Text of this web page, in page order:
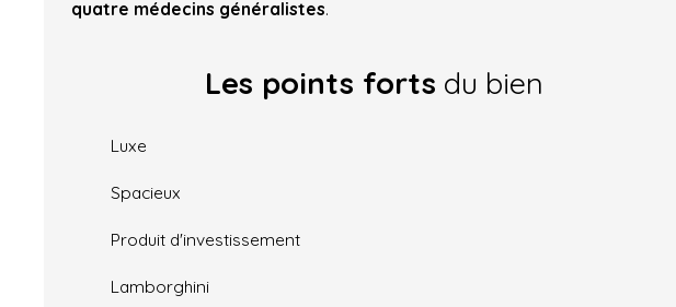
quatre médecins généralistes.
Les points forts du bien
Luxe
Spacieux
Produit d'investissement
Lamborghini